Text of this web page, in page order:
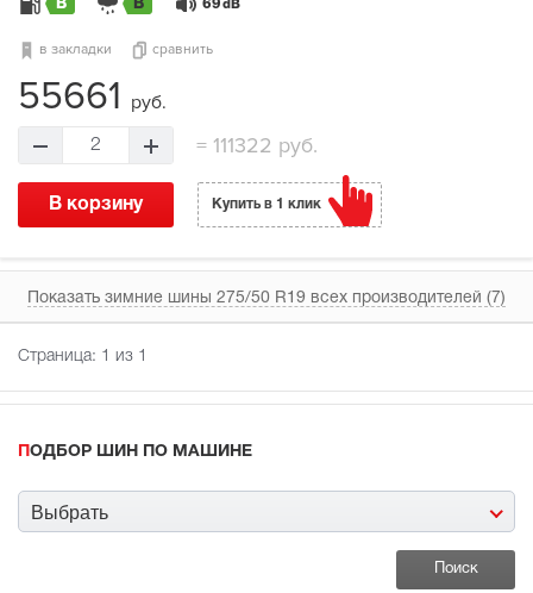
B B 69 dB
в закладки сравнить
55661 руб.
2 =111322 руб.
В корзину Купить в 1 клик
Показать зимние шины 275/50 R19 всех производителей (7)
Страница: 1 из 1
ПОДБОР ШИН ПО МАШИНЕ
Выбрать